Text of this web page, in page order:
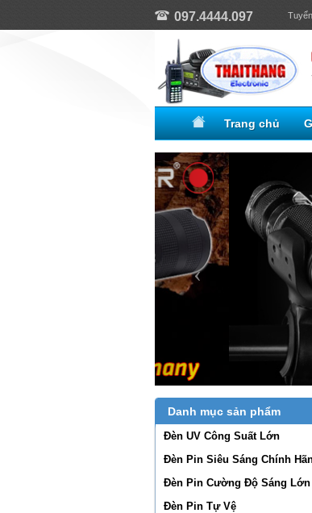
097.4444.097
Trang chủ
Danh mục sản phẩm
Đèn UV Công Suất Lớn
Đèn Pin Siêu Sáng Chính
Đèn Pin Cường Độ Sáng Lớn
Đèn Pin Tự Vệ